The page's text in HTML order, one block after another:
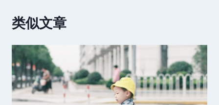
类似文章